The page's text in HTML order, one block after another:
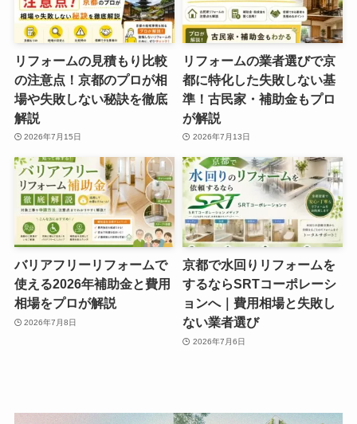
リフォームの見積もり比較
の注意点！京都のプロが相
場や失敗しない秘訣を徹底
解説
2026年7月15日
リフォームの業者選びで京
都に特化した失敗しない基
準！古民家・補助金もプロ
が解説
2026年7月13日
バリアフリーリフォームで
使える2026年補助金と費用
相場をプロが解説
2026年7月8日
京都で水回りリフォームを
するならSRTコーポレーシ
ョンへ｜費用相場と失敗し
ない業者選び
2026年7月6日